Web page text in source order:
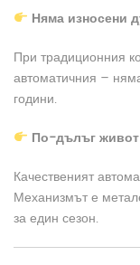
Няма износени
При традиционния
автоматичния –
години.
По-дълъг живот
Качественият
Механизмът е
за един сезон.